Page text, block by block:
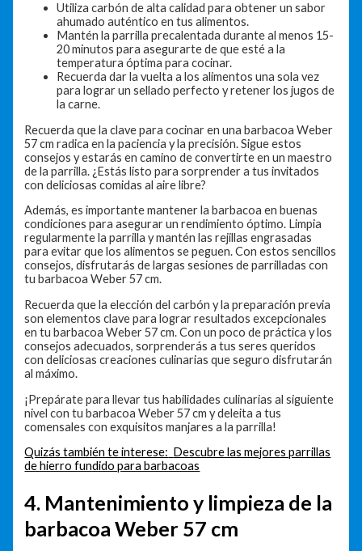
Utiliza carbón de alta calidad para obtener un sabor
ahumado auténtico en tus alimentos.
Mantén la parrilla precalentada durante al menos 15-
20 minutos para asegurarte de que esté a la
temperatura óptima para cocinar.
Recuerda dar la vuelta a los alimentos una sola vez
para lograr un sellado perfecto y retener los jugos de
la carne.
Recuerda que la clave para cocinar en una barbacoa Weber
57 cm radica en la paciencia y la precisión. Sigue estos
consejos y estarás en camino de convertirte en un maestro
de la parrilla. ¿Estás listo para sorprender a tus invitados
con deliciosas comidas al aire libre?
Además, es importante mantener la barbacoa en buenas
condiciones para asegurar un rendimiento óptimo. Limpia
regularmente la parrilla y mantén las rejillas engrasadas
para evitar que los alimentos se peguen. Con estos sencillos
consejos, disfrutarás de largas sesiones de parrilladas con
tu barbacoa Weber 57 cm.
Recuerda que la elección del carbón y la preparación previa
son elementos clave para lograr resultados excepcionales
en tu barbacoa Weber 57 cm. Con un poco de práctica y los
consejos adecuados, sorprenderás a tus seres queridos
con deliciosas creaciones culinarias que seguro disfrutarán
al máximo.
¡Prepárate para llevar tus habilidades culinarias al siguiente
nivel con tu barbacoa Weber 57 cm y deleita a tus
comensales con exquisitos manjares a la parrilla!
Quizás también te interese: Descubre las mejores parrillas
de hierro fundido para barbacoas
4. Mantenimiento y limpieza de la
barbacoa Weber 57 cm